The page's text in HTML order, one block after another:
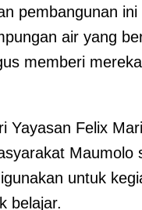
pembangunan
air yang
memberi
Yayasan Felix
untuk
belajar.